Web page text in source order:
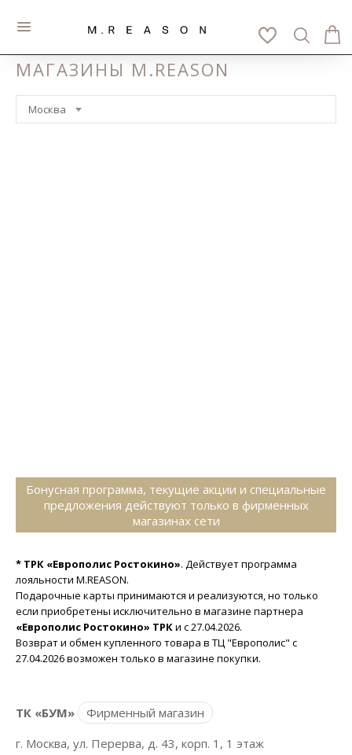
МАГАЗИНЫ M.REASON
Москва
Бонусная программа, текущие акции и специальные
предложения действуют только в фирменных
магазинах сети
* ТРК «Европолис Ростокино». Действует программа
лояльности M.REASON.
Подарочные карты принимаются и реализуются, но только
если приобретены исключительно в магазине партнера
«Европолис Ростокино» ТРКи с 27.04.2026.
Возврат и обмен купленного товара в ТЦ "Европолис" с
27.04.2026 возможен только в магазине покупки.
ТК «БУМ»
Фирменный магазин
г. Москва, ул. Перерва, д. 43, корп. 1, 1 этаж